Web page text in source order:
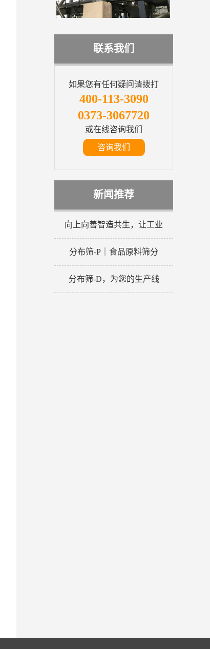
联系我们
如果您有任何疑问请拨打
400-113-3090
0373-3067720
或在线咨询我们
咨询我们
新闻推荐
向上向善智造共生，让工业
分布筛-P｜食品原料筛分
分布筛-D，为您的生产线